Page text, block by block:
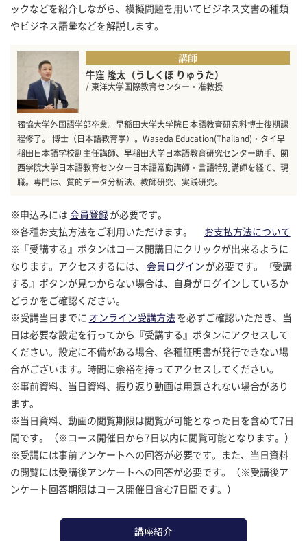
お問合せ
ックなどを紹介しながら、模擬問題を用いてビジネス文書の種類
やビジネス語彙などを解説します。
講師
牛窪 隆太（うしくぼ りゅうた）
/ 東洋大学国際教育センター・准教授
獨協大学外国語学部卒業。早稲田大学大学院日本語教育研究科博士後期課
程修了。 博士（日本語教育学）。Waseda Education(Thailand)・タイ早
稲田日本語学校副主任講師、早稲田大学日本語教育研究センター助手、関
西学院大学日本語教育センター日本語常勤講師・言語特別講師を経て、現
職。専門は、質的データ分析法、教師研究、実践研究。
※申込みには 会員登録が必要です。
※各種お支払方法をご利用いただけます。
お支払方法について
※『受講する』ボタンはコース開講日にクリックが出来るように
なります。アクセスするには、
会員ログイン が必要です。『受講
する』ボタンが見つからない場合は、自身がログインしているか
どうかをご確認ください。
※受講当日までに オンライン受講方法を必ずご確認いただき、当
日は必要な設定を行ってから『受講する』ボタンにアクセスして
ください。設定に不備がある場合、各種証明書が発行できない場
合がございます。時間に余裕を持ってアクセスしてください。
※事前資料、当日資料、振り返り動画は用意されない場合があり
ます。
※当日資料、動画の閲覧期限は閲覧が可能となった日を含めて7日
間です。（※コース開催日から7日以内に閲覧可能となります。）
※受講には事前アンケートへの回答が必要です。また、当日資料
の閲覧には受講後アンケートへの回答が必要です。（※受講後ア
ンケート回答期限はコース開催日含む7日間です。）
講座紹介